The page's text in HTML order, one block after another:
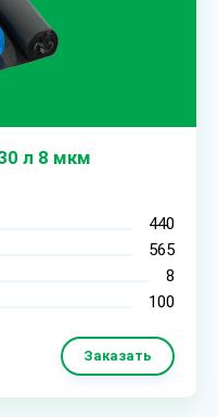
л 8 мкм
440
565
8
100
Заказать